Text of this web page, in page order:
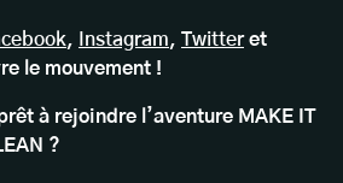
, Instagram, Twitteret
le mouvement !
à rejoindre l’aventure MAKE IT
?